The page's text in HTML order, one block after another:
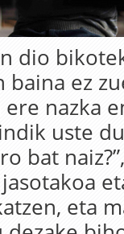
dio
baina ez
nazka
uste
bat
eta